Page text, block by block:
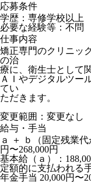
応募条件
学歴：専修学校以上
必要な経験等：不問
仕事内容
矯正専門のクリニッ
の治
療に、衛生士として
ＡＩやデジタルツー
てい
ただきます。
変更範囲：変更なし
給与・手当
ａ ＋ ｂ（固定残業
円〜268,000円
基本給（ａ）：
定額的に支払われる
年金手当 20,000円〜